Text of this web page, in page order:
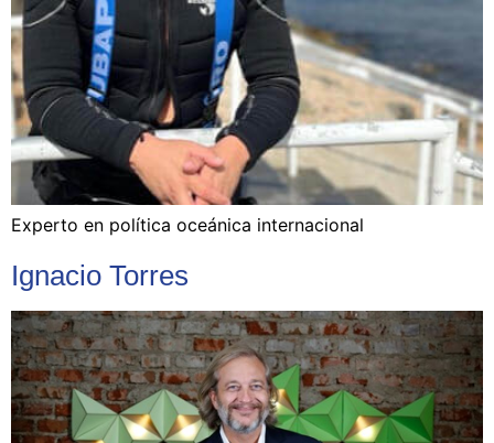
Experto en política oceánica internacional
Ignacio Torres